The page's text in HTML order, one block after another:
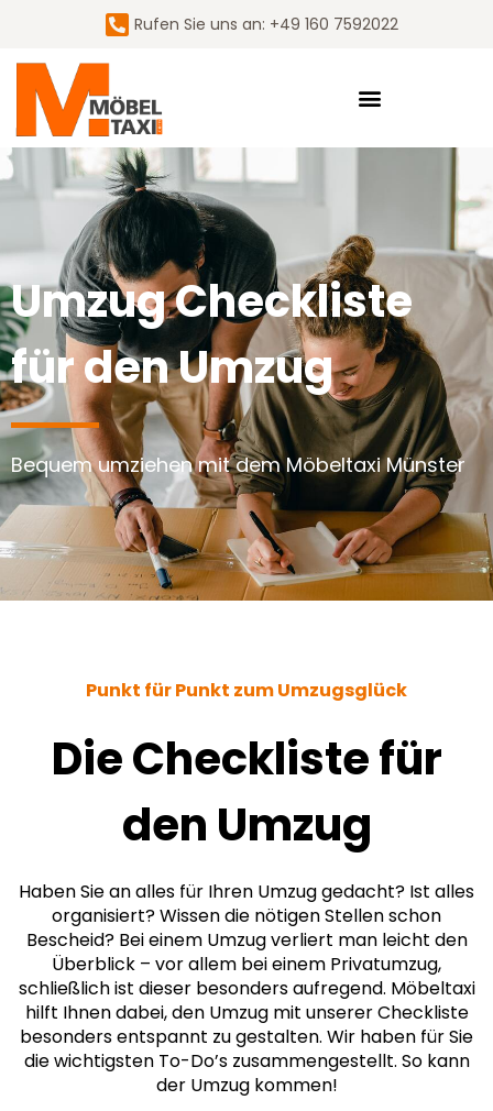
Rufen Sie uns an: +49 160 7592022
Umzug Checkliste
für den Umzug
Bequem umziehen mit dem Möbeltaxi Münster
Punkt für Punkt zum Umzugsglück
Die Checkliste für
den Umzug
Haben Sie an alles für Ihren Umzug gedacht? Ist alles
organisiert? Wissen die nötigen Stellen schon
Bescheid? Bei einem Umzug verliert man leicht den
Überblick – vor allem bei einem Privatumzug,
schließlich ist dieser besonders aufregend. Möbeltaxi
hilft Ihnen dabei, den Umzug mit unserer Checkliste
besonders entspannt zu gestalten. Wir haben für Sie
die wichtigsten To-Do’s zusammengestellt. So kann
der Umzug kommen!